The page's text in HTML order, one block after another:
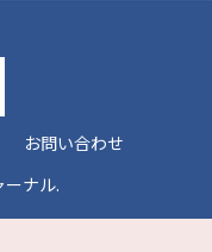
お問い合わせ
ナル.